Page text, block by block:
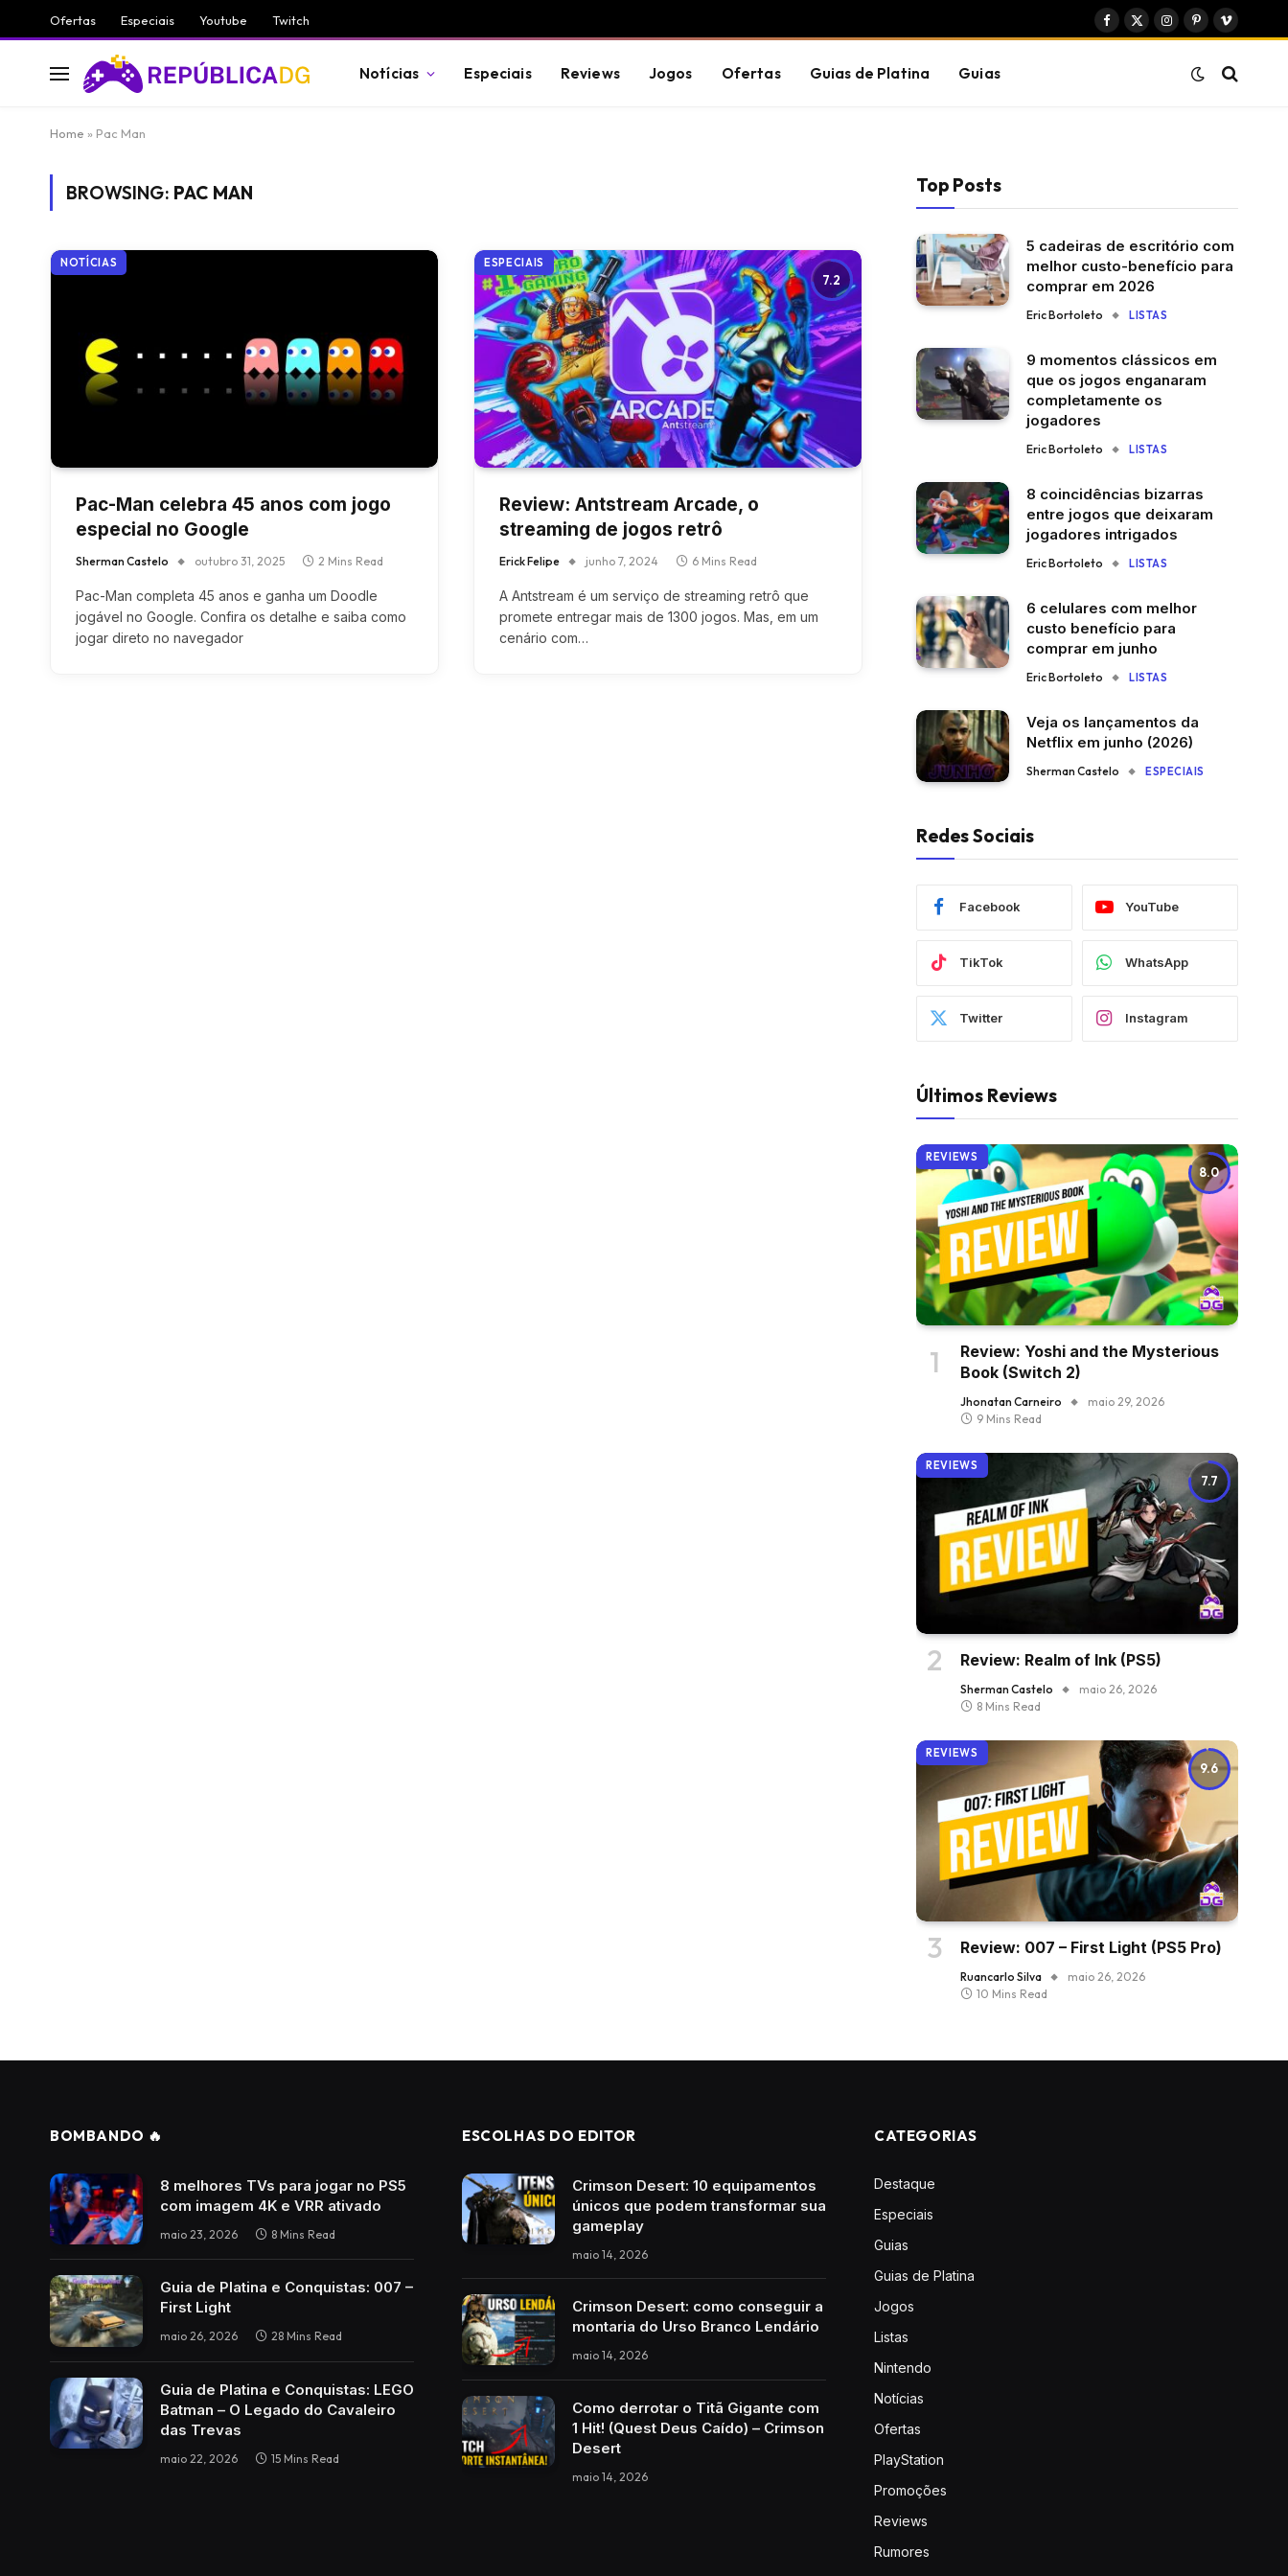
Ofertas Especiais Youtube Twitch
Facebook
X
Instagram
PinterestVimeo
Notícias Especiais Reviews Jogos Ofertas Guias de Platina Guias
Home » Pac Man
BROWSING: PAC MAN
NOTÍCIAS
Pac-Man celebra 45 anos com jogo
especial no Google
Sherman Castelo outubro 31, 2025 2 Mins Read
Pac-Man completa 45 anos e ganha um Doodle
jogável no Google. Confira os detalhe e saiba como
jogar direto no navegador
7.2
ESPECIAIS
Review: Antstream Arcade, o
streaming de jogos retrô
Erick Felipe junho 7, 2024 6 Mins Read
A Antstream é um serviço de streaming retrô que
promete entregar mais de 1300 jogos. Mas, em um
cenário com…
Top Posts
5 cadeiras de escritório com
melhor custo-benefício para
comprar em 2026
Eric Bortoleto LISTAS
9 momentos clássicos em
que os jogos enganaram
completamente os
jogadores
Eric Bortoleto LISTAS
8 coincidências bizarras
entre jogos que deixaram
jogadores intrigados
Eric Bortoleto LISTAS
6 celulares com melhor
custo benefício para
comprar em junho
Eric Bortoleto LISTAS
Veja os lançamentos da
Netflix em junho (2026)
Sherman Castelo ESPECIAIS
Redes Sociais
Facebook YouTube
TikTok WhatsApp
Twitter Instagram
Últimos Reviews
8.0
REVIEWS
Review: Yoshi and the Mysterious
Book (Switch 2)
Jhonatan Carneiro
maio 29, 2026
9 Mins Read
7.7
REVIEWS
Review: Realm of Ink (PS5)
Sherman Castelo
maio 26, 2026
8 Mins Read
9.6
REVIEWS
Review: 007 – First Light (PS5 Pro)
Ruancarlo Silva
maio 26, 2026
10 Mins Read
BOMBANDO 🔥
8 melhores TVs para jogar no PS5
com imagem 4K e VRR ativado
maio 23, 2026 8 Mins Read
Guia de Platina e Conquistas: 007 –
First Light
maio 26, 2026 28 Mins Read
Guia de Platina e Conquistas: LEGO
Batman – O Legado do Cavaleiro
das Trevas
maio 22, 2026 15 Mins Read
ESCOLHAS DO EDITOR
Crimson Desert: 10 equipamentos
únicos que podem transformar sua
gameplay
maio 14, 2026
Crimson Desert: como conseguir a
montaria do Urso Branco Lendário
maio 14, 2026
Como derrotar o Titã Gigante com
1 Hit! (Quest Deus Caído) – Crimson
Desert
maio 14, 2026
CATEGORIAS
Destaque
Especiais
Guias
Guias de Platina
Jogos
Listas
Nintendo
Notícias
Ofertas
PlayStation
Promoções
Reviews
Rumores